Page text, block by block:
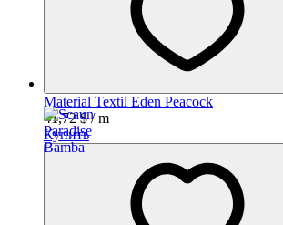
Material Textil Eden Peacock
41,72$ / m
Купить